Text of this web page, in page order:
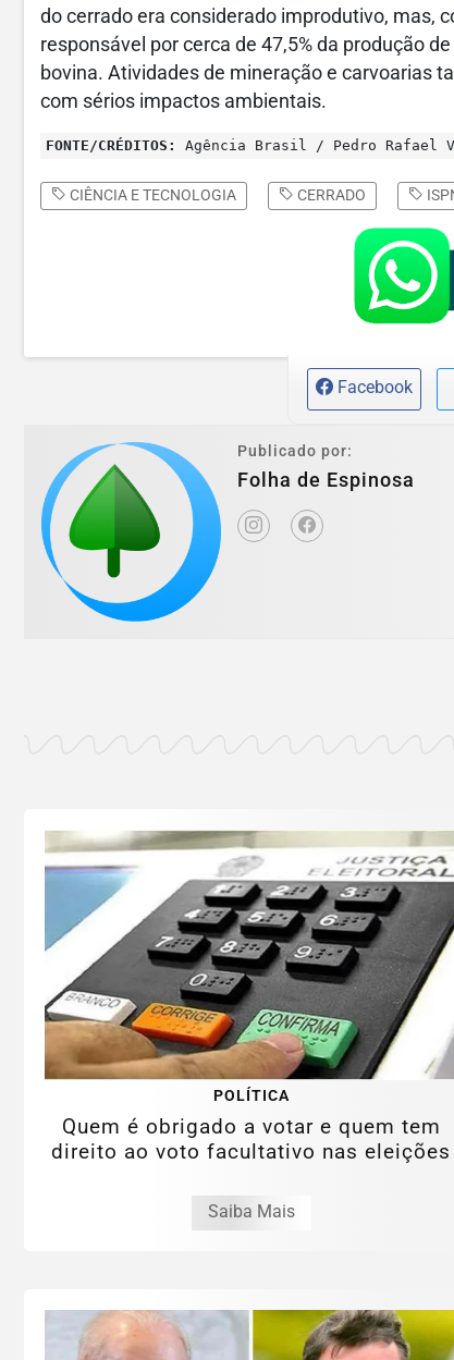
do cerrado era considerado improdutivo, mas,
responsável por cerca de 47,5% da produção
bovina. Atividades de mineração e carvoarias
com sérios impactos ambientais.
FONTE/CRÉDITOS: Agência Brasil / Pedro Rafael
CIÊNCIA E TECNOLOGIA CERRADO
Facebook
Publicado por:
Folha de Espinosa
POLÍTICA
Quem é obrigado a votar e quem tem
direito ao voto facultativo nas eleições
Saiba Mais